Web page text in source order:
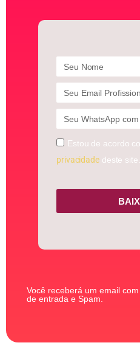
Estou de acordo
privacidadedeste site.
Você receberá um email
de entrada e Spam.